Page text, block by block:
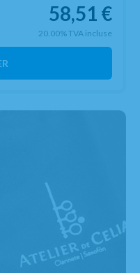
58,51 €
20.00%TVA incluse